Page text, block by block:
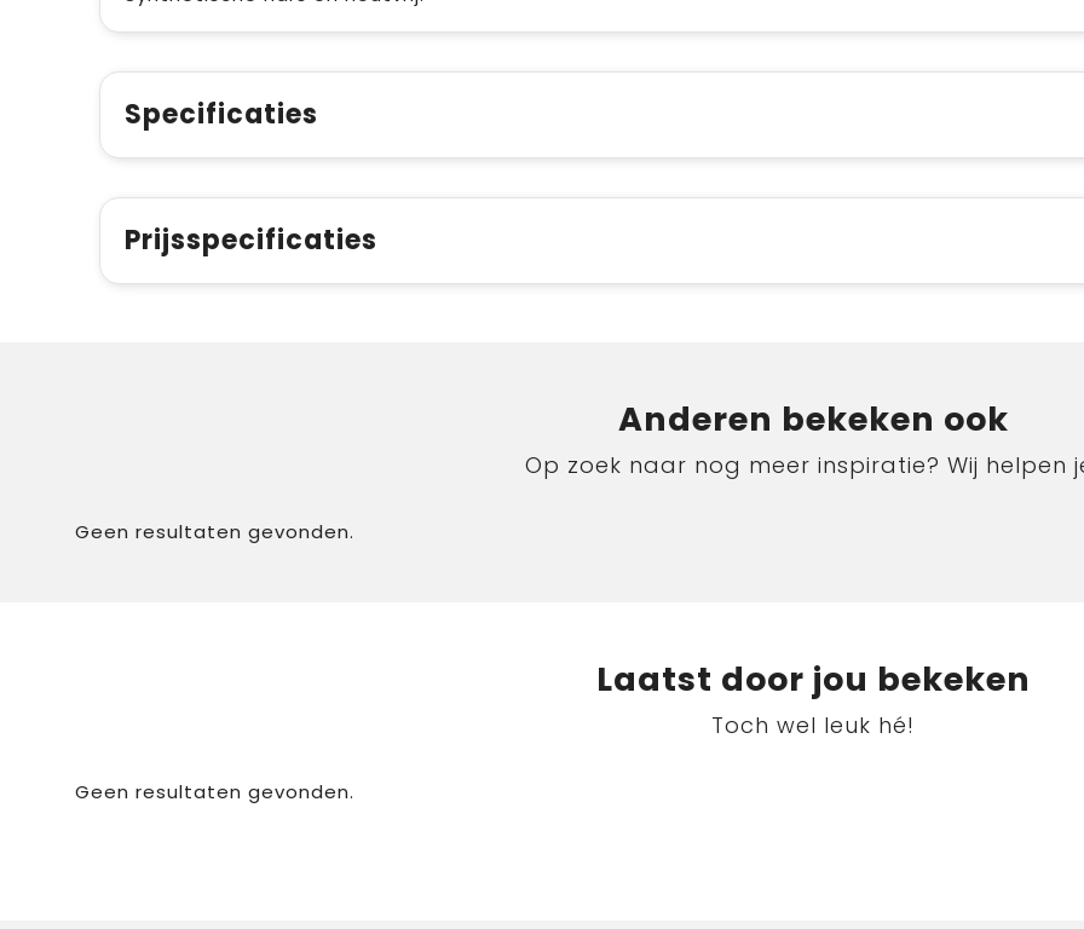
Specificaties
Prijsspecificaties
Anderen bekeken ook
Op zoek naar nog meer inspiratie? Wij helpen
Geen resultaten gevonden.
Laatst door jou bekeken
Toch wel leuk hé!
Geen resultaten gevonden.